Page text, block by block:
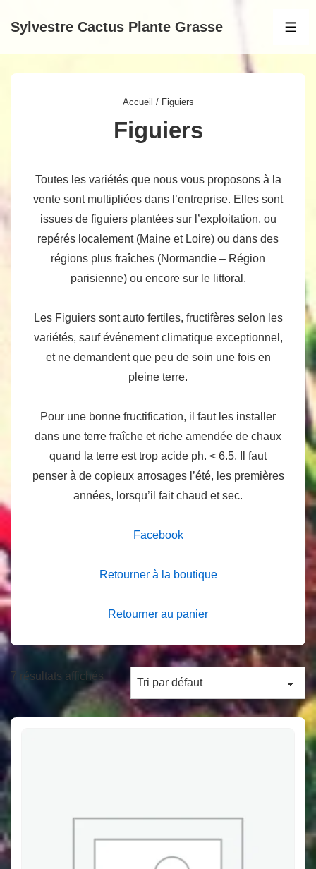
passer
Sylvestre Cactus Plante Grasse
Accueil / Figuiers
Figuiers
Toutes les variétés que nous vous proposons à la
vente sont multipliées dans l’entreprise. Elles sont
issues de figuiers plantées sur l’exploitation, ou
repérés localement (Maine et Loire) ou dans des
régions plus fraîches (Normandie – Région
parisienne) ou encore sur le littoral.
Les Figuiers sont auto fertiles, fructifères selon les
variétés, sauf événement climatique exceptionnel,
et ne demandent que peu de soin une fois en
pleine terre.
Pour une bonne fructification, il faut les installer
dans une terre fraîche et riche amendée de chaux
quand la terre est trop acide ph. < 6.5. Il faut
penser à de copieux arrosages l’été, les premières
années, lorsqu’il fait chaud et sec.
Facebook
Retourner à la boutique
Retourner au panier
7 résultats affichés